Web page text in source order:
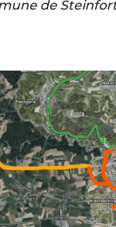
de